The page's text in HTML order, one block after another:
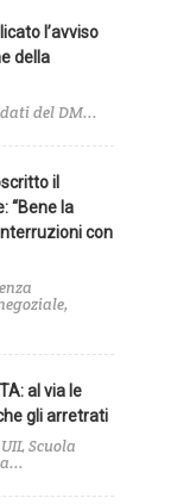
l’avviso
della
del DM...
il
“Bene la
con
al via le
gli arretrati
Scuola